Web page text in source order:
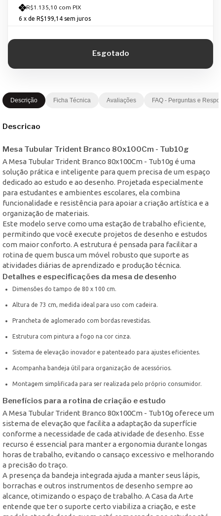
R$1.135,10 com PIX
6 x de R$199,14 sem juros
Descrição Ficha Técnica Avaliações FAQ - Perguntas e
Descricao
Mesa Tubular Trident Branco 80x100Cm - Tub10g
A Mesa Tubular Trident Branco 80x100Cm - Tub10g é uma
solução prática e inteligente para quem precisa de um espaço
dedicado ao estudo e ao desenho. Projetada especialmente
para estudantes e ambientes escolares, ela combina
funcionalidade e resistência para apoiar a criação artística e a
organização de materiais.
Este modelo serve como uma estação de trabalho eficiente,
permitindo que você execute projetos de desenho e estudos
com maior conforto. A estrutura é pensada para facilitar a
rotina de quem busca um móvel robusto que suporte as
atividades diárias de aprendizado e produção técnica.
Detalhes e especificações da mesa de desenho
Dimensões do tampo de 80 x 100 cm.
Altura de 73 cm, medida ideal para uso com cadeira.
Prancheta de aglomerado com bordas revestidas.
Estrutura com pintura a fogo na cor cinza.
Sistema de elevação inovador e patenteado para ajustes eficientes.
Acompanha bandeja útil para organização de acessórios.
Montagem simplificada para ser realizada pelo próprio consumidor.
Benefícios para a rotina de criação e estudo
A Mesa Tubular Trident Branco 80x100Cm - Tub10g oferece um
sistema de elevação que facilita a adaptação da superfície
conforme a necessidade de cada atividade de desenho. Esse
recurso é essencial para manter a ergonomia durante longas
horas de trabalho, evitando o cansaço excessivo e melhorando
a precisão do traço.
A presença da bandeja integrada ajuda a manter seus lápis,
borrachas e outros instrumentos de desenho sempre ao
alcance, otimizando o espaço de trabalho. A Casa da Arte
entende que ter o suporte certo viabiliza a criação, e este